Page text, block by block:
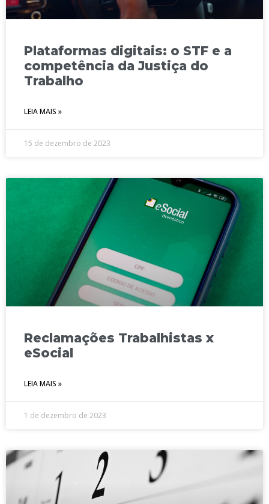
Plataformas digitais: o STF e a
competência da Justiça do
Trabalho
LEIA MAIS »
15 de dezembro de 2023
Reclamações Trabalhistas x
eSocial
LEIA MAIS »
1 de dezembro de 2023